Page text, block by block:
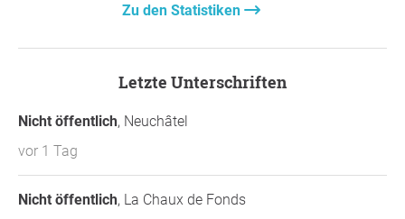
Zu den Statistiken
Letzte Unterschriften
Nicht öffentlich, Neuchâtel
vor 1 Tag
Nicht öffentlich, La Chaux de Fonds